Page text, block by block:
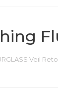
Veil